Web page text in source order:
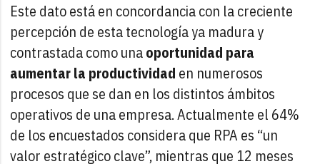
Este dato está en concordancia con la creciente
percepción de esta tecnología ya madura y
contrastada como unaoportunidad para
aumentar la productividad en numerosos
procesos que se dan en los distintos ámbitos
operativos de una empresa. Actualmente el 64%
de los encuestados considera que RPA es “un
valor estratégico clave”, mientras que 12 meses